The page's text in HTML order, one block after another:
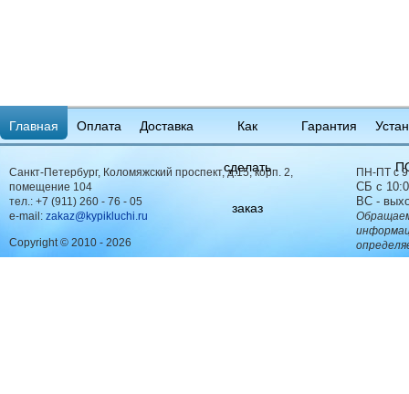
Главная Оплата Доставка Как
сделать
заказ
Гарантия
Copyright © 2010 - 2026
Санкт-Петербург, Коломяжский проспект, д.15, корп. 2,
помещение 104
тел.: +7 (911) 260 - 76 - 05
e-mail: zakaz@kypikluchi.ru
ПН-ПТ с
СБ с
ВС -